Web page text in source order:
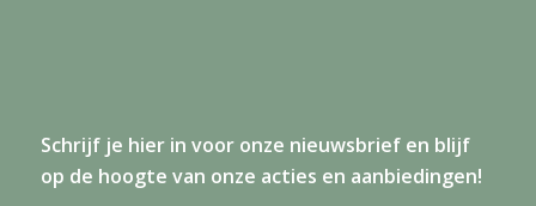
Schrijf je hierin voor onze nieuwsbrief en blijf
op de hoogte van onze acties en aanbiedingen!